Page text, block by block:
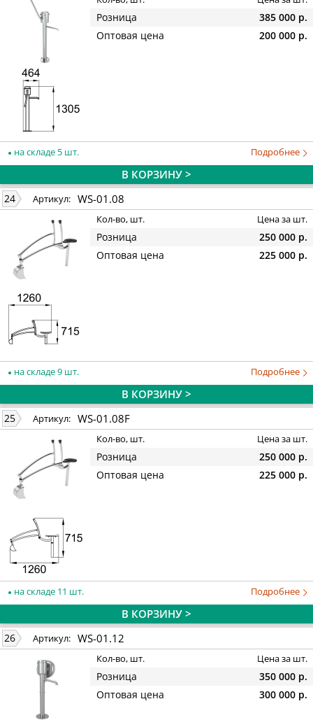
Розница
385 000 р.
Оптовая цена
200 000 р.
на складе 5 шт. Подробнее
В КОРЗИНУ >
24 Артикул: WS-01.08
Кол-во, шт. Цена за шт.
Розница
250 000 р.
Оптовая цена
225 000 р.
на складе 9 шт. Подробнее
В КОРЗИНУ >
25 Артикул: WS-01.08F
Кол-во, шт. Цена за шт.
Розница
250 000 р.
Оптовая цена
225 000 р.
на складе 11 шт. Подробнее
В КОРЗИНУ >
26 Артикул: WS-01.12
Кол-во, шт. Цена за шт.
Розница
350 000 р.
Оптовая цена
300 000 р.